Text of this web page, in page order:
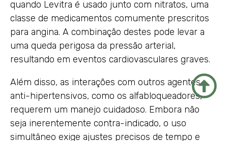
quando Levitra é usado junto com nitratos, uma
classe de medicamentos comumente prescritos
para angina. A combinação destes pode levar a
uma queda perigosa da pressão arterial,
resultando em eventos cardiovasculares graves.
Além disso, as interações com outros agentes
anti-hipertensivos, como os alfabloqueadores,
requerem um manejo cuidadoso. Embora não
seja inerentemente contra-indicado, o uso
simultâneo exige ajustes precisos de tempo e